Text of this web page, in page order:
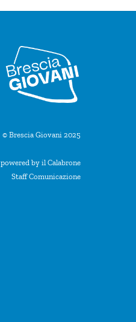
© Brescia Giovani 2025
powered by il Calabrone
Staff Comunicazione